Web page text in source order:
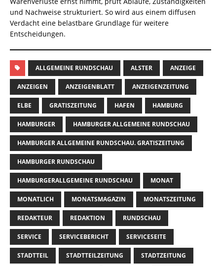
und Nachweise strukturiert. So wird aus einem diffusen
Verdacht eine belastbare Grundlage für weitere
Entscheidungen.
ALLGEMEINE RUNDSCHAU ALSTER ANZEIGE
ANZEIGEN ANZEIGENBLATT ANZEIGENZEITUNG
ELBE GRATISZEITUNG HAFEN HAMBURG
HAMBURGER HAMBURGER ALLGEMEINE RUNDSCHAU
HAMBURGER ALLGEMEINE RUNDSCHAU. GRATISZEITUNG
HAMBURGER RUNDSCHAU
HAMBURGERALLGEMEINE RUNDSCHAU MONAT
MONATLICH MONATSMAGAZIN MONATSZEITUNG
REDAKTEUR REDAKTION RUNDSCHAU
SERVICE SERVICEBERICHT SERVICESEITE
STADTTEIL STADTTEILZEITUNG STADTZEITUNG